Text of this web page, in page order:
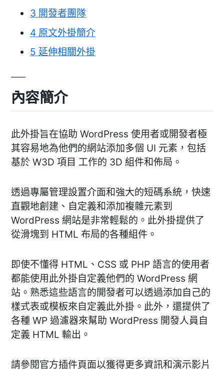
3 開發者團隊
4 原文外掛簡介
5 延伸相關外掛
內容簡介
此外掛旨在協助 WordPress 使用者或開發者極
其容易地為他們的網站添加多個 UI 元素，包括
基於 W3D 項目 工作的 3D 組件和佈局。
透過專屬管理設置介面和強大的短碼系統，快速
直觀地創建、自定義和添加複雜元素到
WordPress 網站是非常輕鬆的。此外掛提供了
從滑塊到 HTML 布局的各種組件。
即使不懂得 HTML、CSS 或 PHP 語言的使用者
都能使用此外掛自定義他們的 WordPress 網
站。熟悉這些語言的開發者可以透過添加自己的
樣式表或模板來自定義此外掛。此外，還提供了
各種 WP 過濾器來幫助 WordPress 開發人員自
定義 HTML 輸出。
請參閱官方插件頁面以獲得更多資訊和演示影片